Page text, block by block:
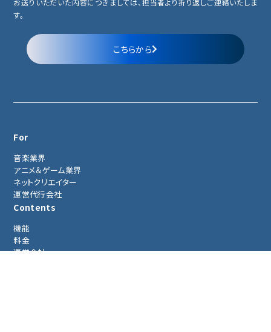
お送りいただいた内容につきましては、担当者より折り返しご連絡いたしま
す。
こちらから
For
音楽業界
アニメ＆ゲーム業界
ネットクリエイター
運営代行会社
Contents
機能
料金
運営会社